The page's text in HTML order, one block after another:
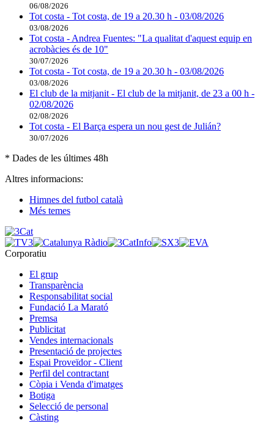
06/08/2026
Tot costa - Tot costa, de 19 a 20.30 h - 03/08/2026
03/08/2026
Tot costa - Andrea Fuentes: "La qualitat d'aquest equip en
acrobàcies és de 10"
30/07/2026
Tot costa - Tot costa, de 19 a 20.30 h - 03/08/2026
03/08/2026
El club de la mitjanit - El club de la mitjanit, de 23 a 00 h -
02/08/2026
02/08/2026
Tot costa - El Barça espera un nou gest de Julián?
30/07/2026
* Dades de les últimes 48h
Altres informacions:
Himnes del futbol català
Més temes
Corporatiu
El grup
Transparència
Responsabilitat social
Fundació La Marató
Premsa
Publicitat
Vendes internacionals
Presentació de projectes
Espai Proveïdor - Client
Perfil del contractant
Còpia i Venda d'imatges
Botiga
Selecció de personal
Càsting